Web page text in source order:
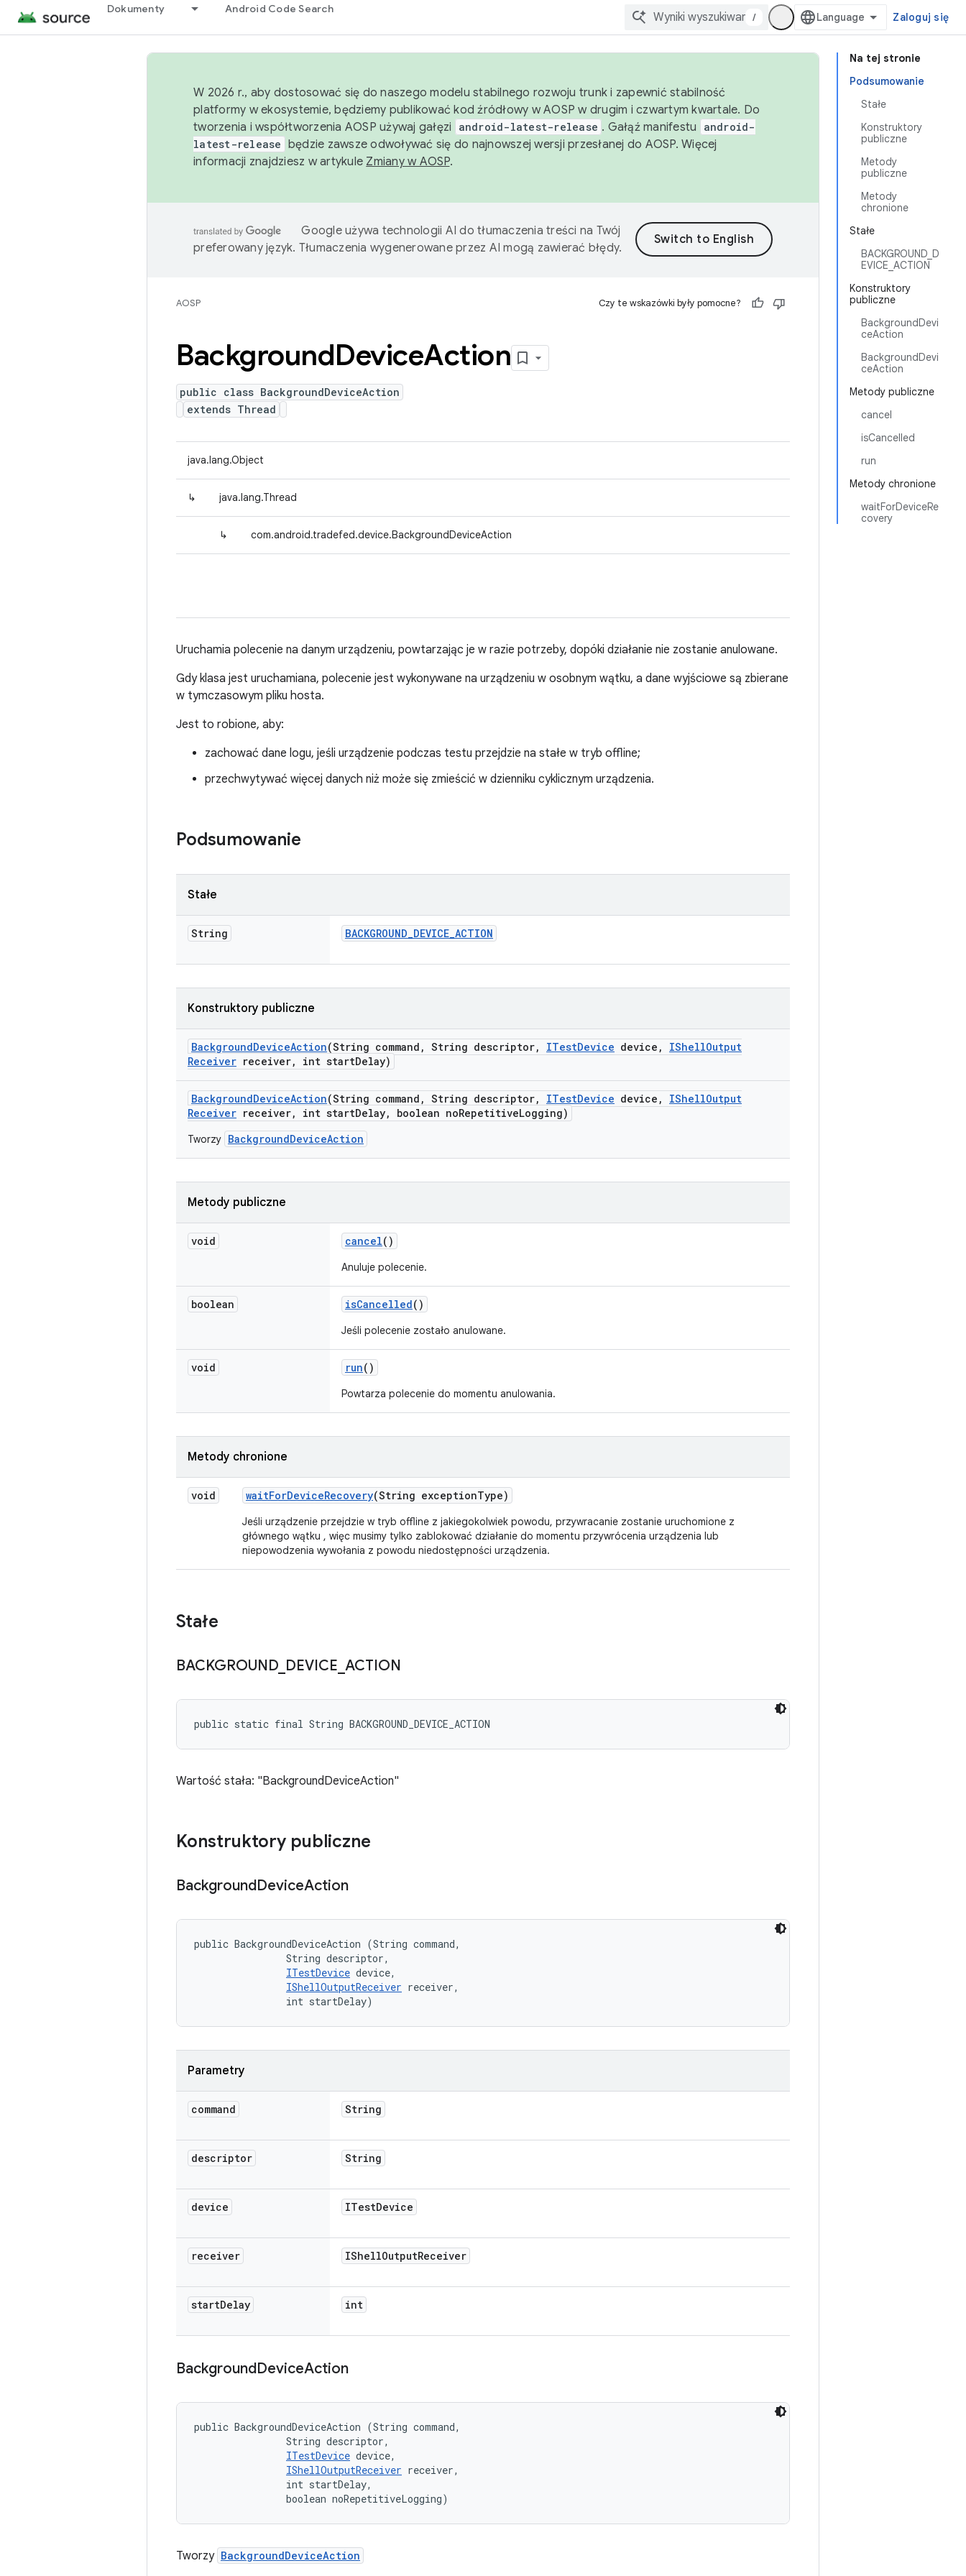
Dokumenty Android Code Search
/ Zaloguj się
Na tej stronie
Podsumowanie
Stałe
Konstruktory
publiczne
Metody
publiczne
Metody
chronione
Stałe
BACKGROUND_D
EVICE_ACTION
Konstruktory
publiczne
BackgroundDevi
ceAction
BackgroundDevi
ceAction
Metody publiczne
cancel
isCancelled
run
Metody chronione
waitForDeviceRe
covery
W 2026 r., aby dostosować się do naszego modelu stabilnego rozwoju trunk i zapewnić stabilność
platformy w ekosystemie, będziemy publikować kod źródłowy w AOSP w drugim i czwartym kwartale. Do
tworzenia i współtworzenia AOSP używaj gałęzi
android-latest-release . Gałąź manifestu
android-
latest-release będzie zawsze odwoływać się do najnowszej wersji przesłanej do AOSP. Więcej
informacji znajdziesz w artykule Zmiany w AOSP.
Google używa technologii AI do tłumaczenia treści na Twój
preferowany język. Tłumaczenia wygenerowane przez AI mogą zawierać błędy.
AOSP Czy te wskazówki były pomocne?
BackgroundDeviceAction
public class BackgroundDeviceAction
extends Thread
java.lang.Object
↳ java.lang.Thread
↳ com.android.tradefed.device.BackgroundDeviceAction
Uruchamia polecenie na danym urządzeniu, powtarzając je w razie potrzeby, dopóki działanie nie zostanie anulowane.
Gdy klasa jest uruchamiana, polecenie jest wykonywane na urządzeniu w osobnym wątku, a dane wyjściowe są zbierane
w tymczasowym pliku hosta.
Jest to robione, aby:
zachować dane logu, jeśli urządzenie podczas testu przejdzie na stałe w tryb offline;
przechwytywać więcej danych niż może się zmieścić w dzienniku cyklicznym urządzenia.
Podsumowanie
Stałe
String BACKGROUND_DEVICE_ACTION
Konstruktory publiczne
BackgroundDeviceAction(String command , String descriptor, ITestDevice device , IShellOutput
Receiver receiver, int startDelay)
BackgroundDeviceAction(String command , String descriptor, ITestDevice device , IShellOutput
Receiver receiver, int startDelay, boolean noRepetitiveLogging)
Tworzy BackgroundDeviceAction
Metody publiczne
void cancel()
Anuluje polecenie.
boolean isCancelled()
Jeśli polecenie zostało anulowane.
void run()
Powtarza polecenie do momentu anulowania.
Metody chronione
void waitForDeviceRecovery(String exceptionType)
Jeśli urządzenie przejdzie w tryb offline z jakiegokolwiek powodu, przywracanie zostanie uruchomione z
głównego wątku , więc musimy tylko zablokować działanie do momentu przywrócenia urządzenia lub
niepowodzenia wywołania z powodu niedostępności urządzenia.
Stałe
BACKGROUND DEVICE ACTION
public static final String BACKGROUND_DEVICE_ACTION
Wartość stała: "BackgroundDeviceAction"
Konstruktory publiczne
BackgroundDeviceAction
public BackgroundDeviceAction (String command,
                String descriptor,
ITestDevice device,
IShellOutputReceiver receiver,
                int startDelay)
Parametry
command String
descriptor String
device ITestDevice
receiver IShellOutputReceiver
startDelay int
BackgroundDeviceAction
public BackgroundDeviceAction (String command,
                String descriptor,
ITestDevice device,
IShellOutputReceiver receiver,
                int startDelay,
                boolean noRepetitiveLogging)
Tworzy BackgroundDeviceAction